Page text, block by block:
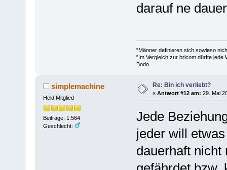
darauf ne
"Männer definieren sich sowieso
"Im Vergleich zur bricom dürfte jede
Bodo
simplemachine
Held Mitglied
Beiträge: 1.564
Geschlecht:
Re: Bin ich verliebt?
« Antwort #12 am: 29. Mai
Jede
jeder will
dauerhaft